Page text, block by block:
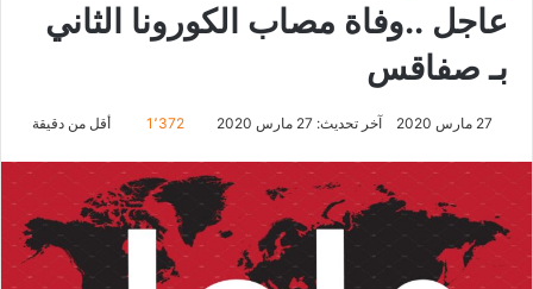
عاجل ..وفاة مصاب الكورونا الثاني
بـ صفاقس
27 مارس 2020 آخر تحديث: 27 مارس 2020 1٬372 أقل من دقيقة